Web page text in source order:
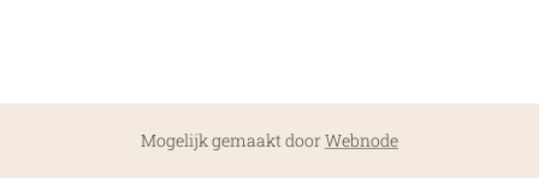
Mogelijk gemaakt doorWebnode